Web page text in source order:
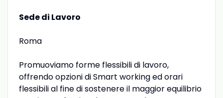
Sede di Lavoro
Roma
Promuoviamo forme flessibili di lavoro,
offrendo opzioni di Smart working ed orari
flessibili al fine di sostenere il maggior equilibrio